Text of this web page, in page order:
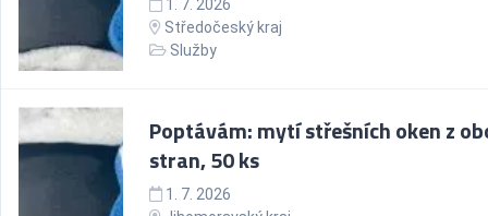
1. 7. 2026
Středočeský kraj
Služby
Poptávám: mytí střešních oken z
stran, 50 ks
1. 7. 2026